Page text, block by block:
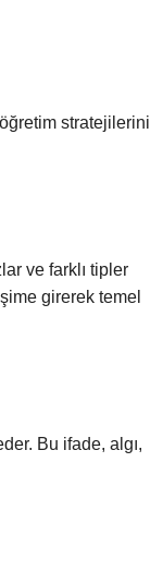
stratejilerini
ve farklı tipler
girerek temel
Bu ifade, algı,